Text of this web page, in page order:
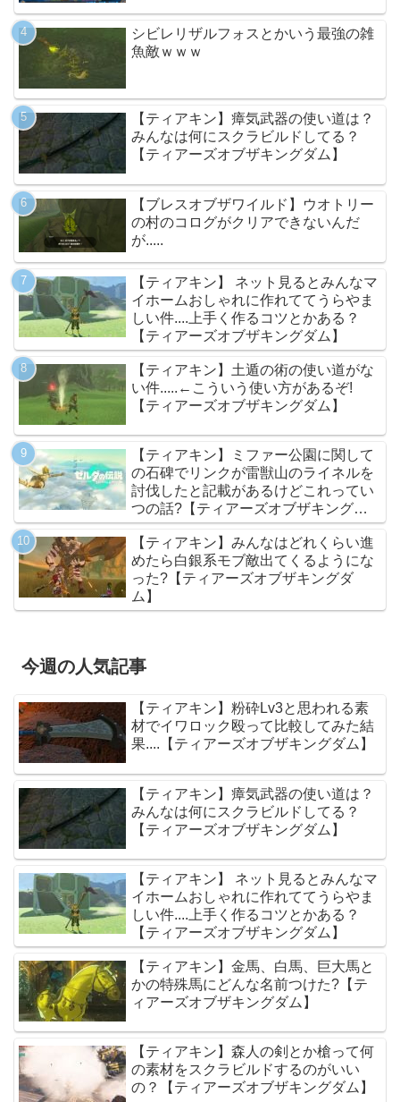
シビレリザルフォスとかいう最強の雑
魚敵ｗｗｗ
【ティアキン】瘴気武器の使い道は？
みんなは何にスクラビルドしてる？
【ティアーズオブザキングダム】
【ブレスオブザワイルド】ウオトリー
の村のコログがクリアできないんだ
が.....
【ティアキン】 ネット見るとみんなマ
イホームおしゃれに作れててうらやま
しい件....上手く作るコツとかある？
【ティアーズオブザキングダム】
【ティアキン】土遁の術の使い道がな
い件.....←こういう使い方があるぞ!
【ティアーズオブザキングダム】
【ティアキン】ミファー公園に関して
の石碑でリンクが雷獣山のライネルを
討伐したと記載があるけどこれってい
つの話?【ティアーズオブザキングダ
ム】
【ティアキン】みんなはどれくらい進
めたら白銀系モブ敵出てくるようにな
った?【ティアーズオブザキングダ
ム】
今週の人気記事
【ティアキン】粉砕Lv3と思われる素
材でイワロック殴って比較してみた結
果....【ティアーズオブザキングダム】
【ティアキン】瘴気武器の使い道は？
みんなは何にスクラビルドしてる？
【ティアーズオブザキングダム】
【ティアキン】 ネット見るとみんなマ
イホームおしゃれに作れててうらやま
しい件....上手く作るコツとかある？
【ティアーズオブザキングダム】
【ティアキン】金馬、白馬、巨大馬と
かの特殊馬にどんな名前つけた?【テ
ィアーズオブザキングダム】
【ティアキン】森人の剣とか槍って何
の素材をスクラビルドするのがいい
の？【ティアーズオブザキングダム】